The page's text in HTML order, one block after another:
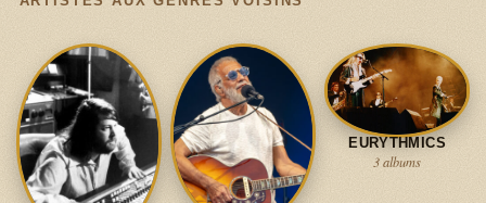
EURYTHMICS
3 albums